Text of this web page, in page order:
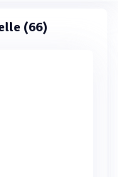
(66)